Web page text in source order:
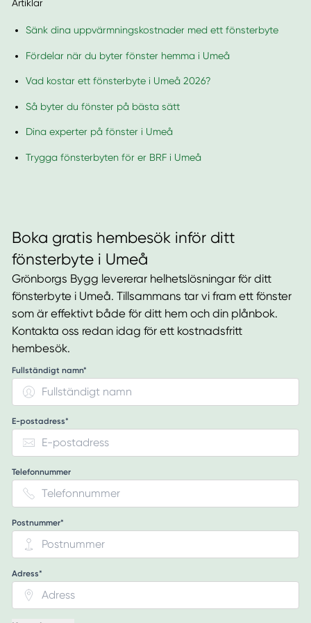
Artiklar
Sänk dina uppvärmningskostnader med ett fönsterbyte
Fördelar när du byter fönster hemma i Umeå
Vad kostar ett fönsterbyte i Umeå 2026?
Så byter du fönster på bästa sätt
Dina experter på fönster i Umeå
Trygga fönsterbyten för er BRF i Umeå
Boka gratis hembesök inför ditt
fönsterbyte i Umeå
Grönborgs Bygg levererar helhetslösningar för ditt
fönsterbyte i Umeå. Tillsammans tar vi fram ett fönster
som är effektivt både för ditt hem och din plånbok.
Kontakta oss redan idag för ett kostnadsfritt
hembesök.
Fullständigt namn*
E-postadress*
Telefonnummer
Postnummer*
Adress*